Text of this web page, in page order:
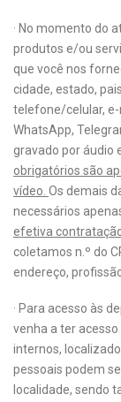
· No momento do
produtos e/ou
que você nos
cidade, estado,
telefone/celular, e-
WhatsApp,
gravado por áudio
obrigatórios são
vídeo. Os demais
necessários
efetiva
coletamos n.º do
endereço,
· Para acesso às
venha a ter
internos,
pessoais podem
localidade, sendo